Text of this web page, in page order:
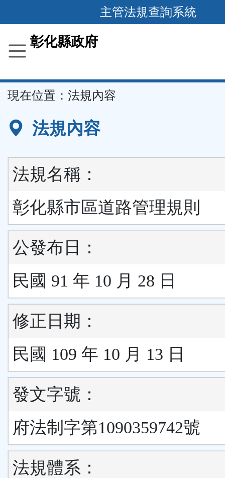
到
要
容
區
主管法規查詢系統
彰化縣政府
現在位置： 法規內容
法規內容
法規名稱：
彰化縣市區道路管理規則
公發布日：
民國 91 年 10 月 28 日
修正日期：
民國 109 年 10 月 13 日
發文字號：
府法制字第1090359742號
法規體系：